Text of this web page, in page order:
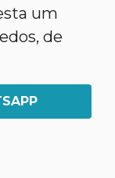
um
de